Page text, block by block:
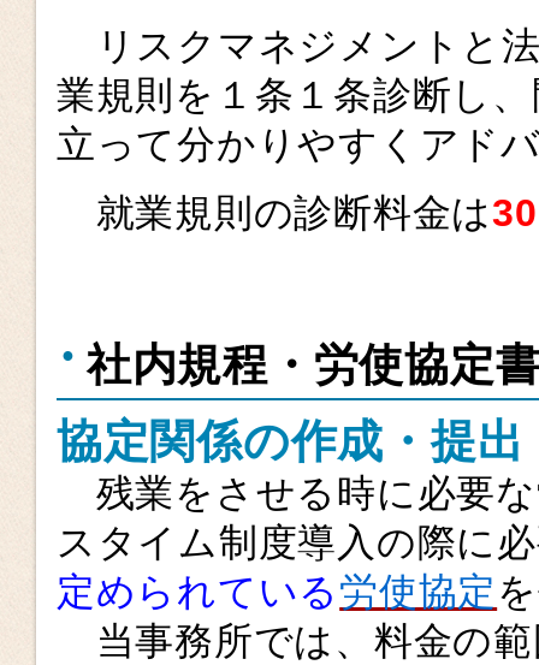
リスクマネジメントと
業規則を１条１条診断し
立って分かりやすくアド
就業規則の診断料金は
社内規程・労使協定
協定関係の作成・提出
残業をさせる時に必要
スタイム制度導入の際に
定められている労使協定
当事務所では、料金の